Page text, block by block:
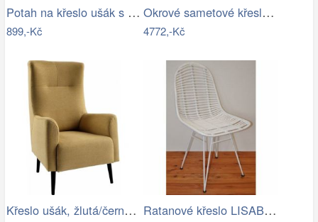
Potah na křeslo ušák s podsedákem…
899,-Kč
Okrové sametové křeslo Lounge Isabel…
4772,-Kč
Křeslo ušák, žlutá/černá, SAMY Mdum Ratanové křeslo LISABON - bílé